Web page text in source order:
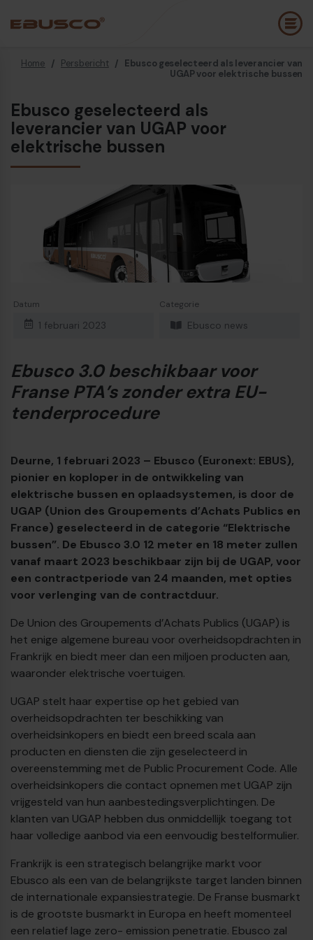
Back (Over ons)
Bedrijfsprofiel
Visie en waarden
Duurzaamheid
Awards & Certificeringen
Home / Persbericht/ Ebusco geselecteerd als leverancier van
UGAP voor elektrische bussen
Ebusco geselecteerd als
leverancier van UGAP voor
elektrische bussen
Datum
1 februari 2023
Categorie
Ebusco news
Ebusco 3.0 beschikbaar voor
Franse PTA’s zonder extra EU-
tenderprocedure
Deurne, 1 februari 2023 – Ebusco (Euronext: EBUS),
pionier en koploper in de ontwikkeling van
elektrische bussen en oplaadsystemen, is door de
UGAP (Union des Groupements d’Achats Publics en
France) geselecteerd in de categorie “Elektrische
bussen”. De Ebusco 3.0 12 meter en 18 meter zullen
vanaf maart 2023 beschikbaar zijn bij de UGAP, voor
een contractperiode van 24 maanden, met opties
voor verlenging van de contractduur.
De Union des Groupements d’Achats Publics (UGAP) is
het enige algemene bureau voor overheidsopdrachten in
Frankrijk en biedt meer dan een miljoen producten aan,
waaronder elektrische voertuigen.
UGAP stelt haar expertise op het gebied van
overheidsopdrachten ter beschikking van
overheidsinkopers en biedt een breed scala aan
producten en diensten die zijn geselecteerd in
overeenstemming met de Public Procurement Code. Alle
overheidsinkopers die contact opnemen met UGAP zijn
vrijgesteld van hun aanbestedingsverplichtingen. De
klanten van UGAP hebben dus onmiddellijk toegang tot
haar volledige aanbod via een eenvoudig bestelformulier.
Frankrijk is een strategisch belangrijke markt voor
Ebusco als een van de belangrijkste target landen binnen
de internationale expansiestrategie. De Franse busmarkt
is de grootste busmarkt in Europa en heeft momenteel
een relatief lage zero- emission penetratie. Ebusco zal
Diesel bus euro VI